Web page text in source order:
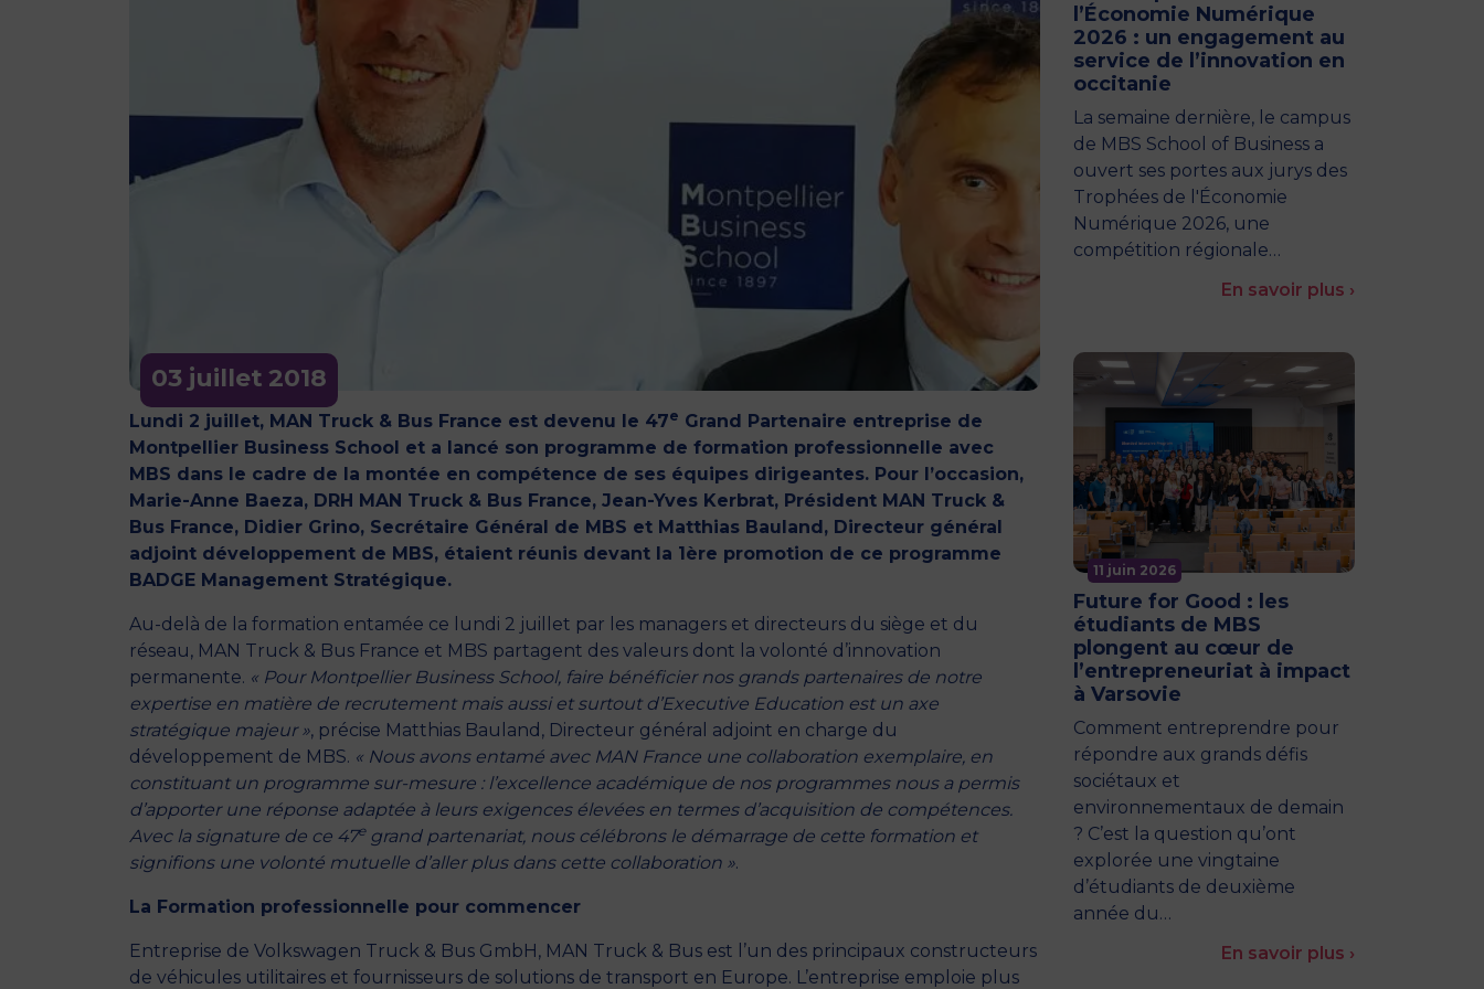
03 juillet 2018
Lundi 2 juillet, MAN Truck & Bus France est devenu le 47e Grand Partenaire entreprise de
Montpellier Business School et a lancé son programme de formation professionnelle avec
MBS dans le cadre de la montée en compétence de ses équipes dirigeantes. Pour l’occasion,
Marie-Anne Baeza, DRH MAN Truck & Bus France, Jean-Yves Kerbrat, Président MAN Truck &
Bus France, Didier Grino, Secrétaire Général de MBS et Matthias Bauland, Directeur général
adjoint développement de MBS, étaient réunis devant la 1ère promotion de ce programme
BADGE Management Stratégique.
Au-delà de la formation entamée ce lundi 2 juillet par les managers et directeurs du siège et du
réseau, MAN Truck & Bus France et MBS partagent des valeurs dont la volonté d’innovation
permanente. « Pour Montpellier Business School, faire bénéficier nos grands partenaires de notre
expertise en matière de recrutement mais aussi et surtout d’Executive Education est un axe
stratégique majeur », précise Matthias Bauland, Directeur général adjoint en charge du
développement de MBS. « Nous avons entamé avec MAN France une collaboration exemplaire, en
constituant un programme sur-mesure : l’excellence académique de nos programmes nous a permis
d’apporter une réponse adaptée à leurs exigences élevées en termes d’acquisition de compétences.
Avec la signature de ce 47egrand partenariat, nous célébrons le démarrage de cette formation et
signifions une volonté mutuelle d’aller plus dans cette collaboration ».
La Formation professionnelle pour commencer
Entreprise de Volkswagen Truck & Bus GmbH, MAN Truck & Bus est l’un des principaux constructeurs
de véhicules utilitaires et fournisseurs de solutions de transport en Europe. L’entreprise emploie plus
l’Économie Numérique
2026 : un engagement au
service de l’innovation en
occitanie
La semaine dernière, le campus
de MBS School of Business a
ouvert ses portes aux jurys des
Trophées de l'Économie
Numérique 2026, une
compétition régionale…
En savoir plus ›
11 juin 2026
Future for Good : les
étudiants de MBS
plongent au cœur de
l’entrepreneuriat à impact
à Varsovie
Comment entreprendre pour
répondre aux grands défis
sociétaux et
environnementaux de demain
? C’est la question qu’ont
explorée une vingtaine
d’étudiants de deuxième
année du…
En savoir plus ›